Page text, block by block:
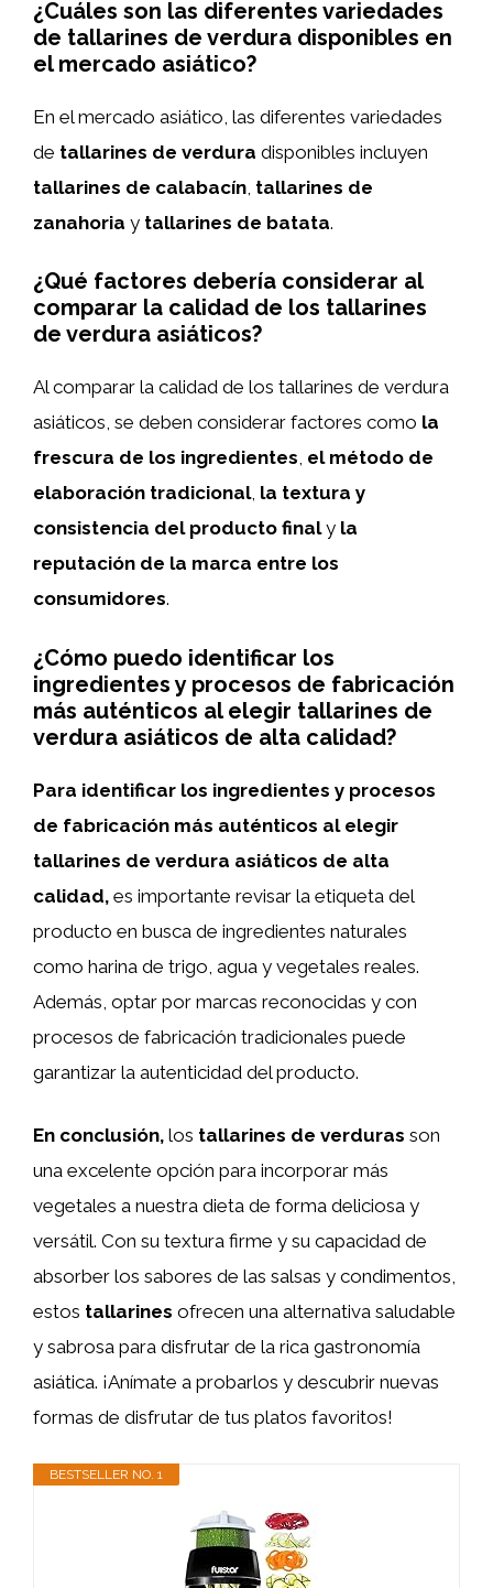
¿Cuáles son las diferentes variedades
de tallarines de verdura disponibles en
el mercado asiático?
En el mercado asiático, las diferentes variedades
de tallarines de verdura disponibles incluyen
tallarines de calabacín tallarines de
zanahoria y tallarines de batata.
¿Qué factores debería considerar al
comparar la calidad de los tallarines
de verdura asiáticos?
Al comparar la calidad de los tallarines de verdura
asiáticos, se deben considerar factores como la
frescura de los ingredientes, el método de
elaboración tradicional, la textura y
consistencia del producto finaly la
reputación de la marca entre los
consumidores.
¿Cómo puedo identificar los
ingredientes y procesos de fabricación
más auténticos al elegir tallarines de
verdura asiáticos de alta calidad?
Para identificar los ingredientes y procesos
de fabricación más auténticos al elegir
tallarines de verdura asiáticos de alta
calidad, es importante revisar la etiqueta del
producto en busca de ingredientes naturales
como harina de trigo, agua y vegetales reales.
Además, optar por marcas reconocidas y con
procesos de fabricación tradicionales puede
garantizar la autenticidad del producto.
En conclusión, los tallarines de verduras son
una excelente opción para incorporar más
vegetales a nuestra dieta de forma deliciosa y
versátil. Con su textura firme y su capacidad de
absorber los sabores de las salsas y condimentos,
estos tallarines ofrecen una alternativa saludable
y sabrosa para disfrutar de la rica gastronomía
asiática. ¡Anímate a probarlos y descubrir nuevas
formas de disfrutar de tus platos favoritos!
BESTSELLER NO. 1